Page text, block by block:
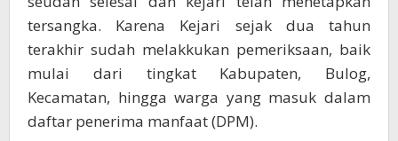
tersangka. Karena Kejari sejak dua tahun
terakhir sudah melakkukan pemeriksaan, baik
mulai dari tingkat Kabupaten, Bulog,
Kecamatan, hingga warga yang masuk dalam
daftar penerima manfaat (DPM).